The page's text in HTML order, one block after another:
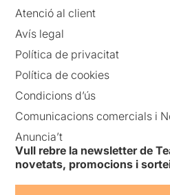
Atenció al client
Avís legal
Política de privacitat
Política de cookies
Condicions d’ús
Comunicacions comercials i
Anuncia’t
Vull rebre la newsletter de
novetats, promocions i